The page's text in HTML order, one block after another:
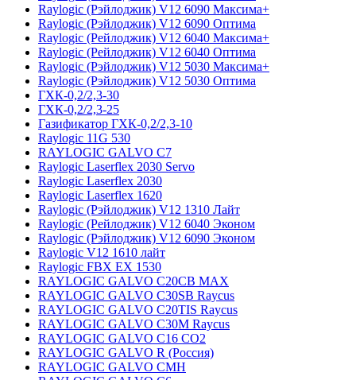
Raylogic (Рэйлоджик) V12 6090 Максима+
Raylogic (Рэйлоджик) V12 6090 Оптима
Raylogic (Рейлоджик) V12 6040 Максима+
Raylogic (Рейлоджик) V12 6040 Оптима
Raylogic (Рэйлоджик) V12 5030 Максима+
Raylogic (Рэйлоджик) V12 5030 Оптима
ГХК-0,2/2,3-30
ГХК-0,2/2,3-25
Газификатор ГХК-0,2/2,3-10
Raylogic 11G 530
RAYLOGIC GALVO С7
Raylogic Laserflex 2030 Servo
Raylogic Laserflex 2030
Raylogic Laserflex 1620
Raylogic (Рэйлоджик) V12 1310 Лайт
Raylogic (Рейлоджик) V12 6040 Эконом
Raylogic (Рэйлоджик) V12 6090 Эконом
Raylogic V12 1610 лайт
Raylogic FBX EX 1530
RAYLOGIC GALVO С20CB MAX
RAYLOGIC GALVO С30SB Raycus
RAYLOGIC GALVO C20TIS Raycus
RAYLOGIC GALVO С30M Raycus
RAYLOGIC GALVO С16 CO2
RAYLOGIC GALVO R (Россия)
RAYLOGIC GALVO CMH